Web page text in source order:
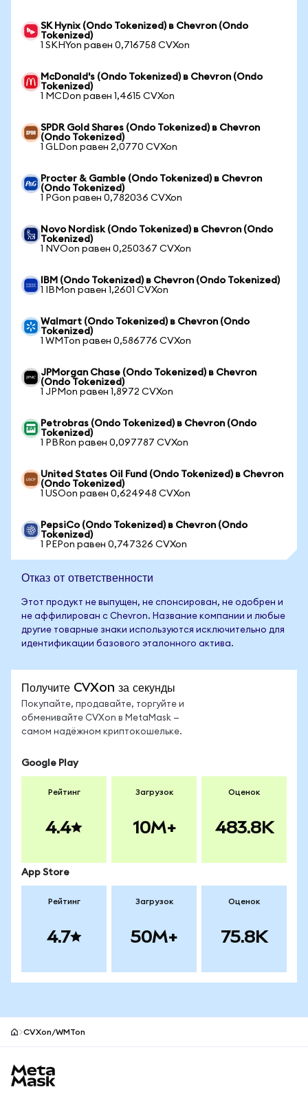
SK Hynix (Ondo Tokenized) в Chevron (Ondo
Tokenized)
1 SKHYon равен 0,716758 CVXon
McDonald's (Ondo Tokenized) в Chevron (Ondo
Tokenized)
1 MCDon равен 1,4615 CVXon
SPDR Gold Shares (Ondo Tokenized) в Chevron
(Ondo Tokenized)
1 GLDon равен 2,0770 CVXon
Procter & Gamble (Ondo Tokenized) в Chevron
(Ondo Tokenized)
1 PGon равен 0,782036 CVXon
Novo Nordisk (Ondo Tokenized) в Chevron (Ondo
Tokenized)
1 NVOon равен 0,250367 CVXon
IBM (Ondo Tokenized) в Chevron (Ondo Tokenized)
1 IBMon равен 1,2601 CVXon
Walmart (Ondo Tokenized) в Chevron (Ondo
Tokenized)
1 WMTon равен 0,586776 CVXon
JPMorgan Chase (Ondo Tokenized) в Chevron
(Ondo Tokenized)
1 JPMon равен 1,8972 CVXon
Petrobras (Ondo Tokenized) в Chevron (Ondo
Tokenized)
1 PBRon равен 0,097787 CVXon
United States Oil Fund (Ondo Tokenized) в Chevron
(Ondo Tokenized)
1 USOon равен 0,624948 CVXon
PepsiCo (Ondo Tokenized) в Chevron (Ondo
Tokenized)
1 PEPon равен 0,747326 CVXon
Отказ от ответственности
Этот продукт не выпущен, не спонсирован, не одобрен и
не аффилирован с Chevron. Название компании и любые
другие товарные знаки используются исключительно для
идентификации базового эталонного актива.
Получите CVXon за секунды
Покупайте, продавайте, торгуйте и
обменивайте CVXon в MetaMask —
самом надёжном криптокошельке.
Google Play
Рейтинг
4.4
Загрузок
10M+
Оценок
483.8K
App Store
Рейтинг
4.7
Загрузок
50M+
Оценок
75.8K
CVXon/WMTon